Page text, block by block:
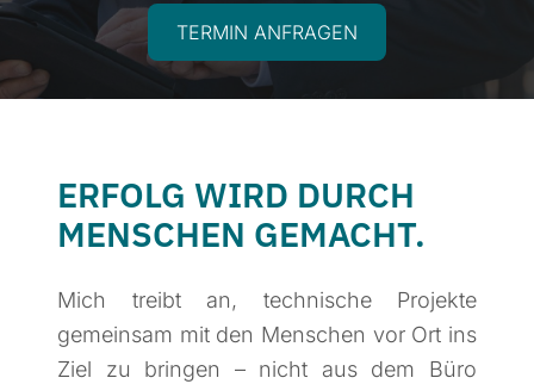
TERMIN ANFRAGEN
ERFOLG WIRD DURCH
MENSCHEN GEMACHT.
Mich treibt an, technische Projekte
gemeinsam mit den Menschen vor Ort ins
Ziel zu bringen – nicht aus dem Büro